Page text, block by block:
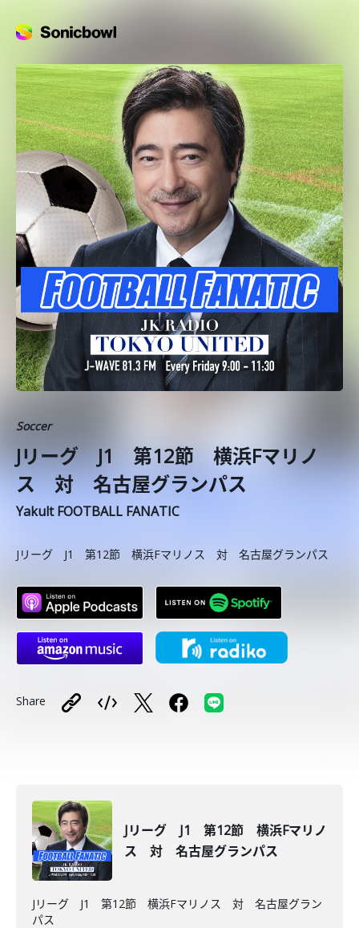
Soccer
Jリーグ J1 第12節 横浜Fマリノ
ス 対 名古屋グランパス
Yakult FOOTBALL FANATIC
Jリーグ J1 第12節 横浜Fマリノス 対 名古屋グランパス
Share
Jリーグ J1 第12節 横浜Fマリノ
ス 対 名古屋グランパス
Jリーグ J1 第12節 横浜Fマリノス 対 名古屋グラン
パス